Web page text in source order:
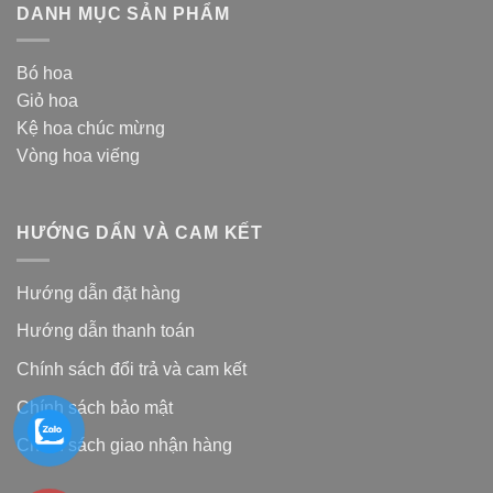
DANH MỤC SẢN PHẨM
Bó hoa
Giỏ hoa
Kệ hoa chúc mừng
Vòng hoa viếng
HƯỚNG DẨN VÀ CAM KẾT
Hướng dẫn đặt hàng
Hướng dẫn thanh toán
Chính sách đổi trả và cam kết
Chính sách bảo mật
Chính sách giao nhận hàng